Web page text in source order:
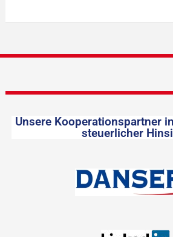
Unsere Kooperationspartner
steuerlicher